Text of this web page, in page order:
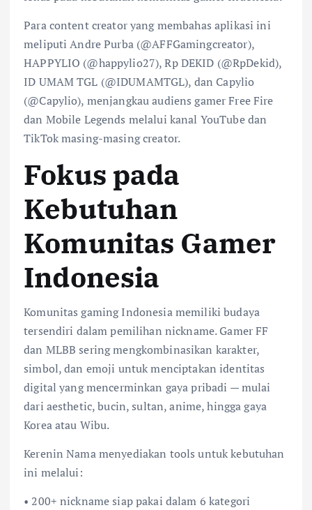
Para content creator yang membahas aplikasi ini
meliputi Andre Purba (@AFFGamingcreator),
HAPPYLIO (@happylio27), Rp DEKID (@RpDekid),
ID UMAM TGL (@IDUMAMTGL), dan Capylio
(@Capylio), menjangkau audiens gamer Free Fire
dan Mobile Legends melalui kanal YouTube dan
TikTok masing-masing creator.
Fokus pada
Kebutuhan
Komunitas Gamer
Indonesia
Komunitas gaming Indonesia memiliki budaya
tersendiri dalam pemilihan nickname. Gamer FF
dan MLBB sering mengkombinasikan karakter,
simbol, dan emoji untuk menciptakan identitas
digital yang mencerminkan gaya pribadi — mulai
dari aesthetic, bucin, sultan, anime, hingga gaya
Korea atau Wibu.
Kerenin Nama menyediakan tools untuk kebutuhan
ini melalui:
• 200+ nickname siap pakai dalam 6 kategori